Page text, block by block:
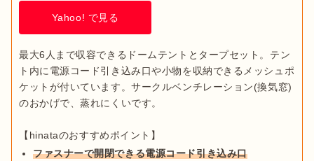
Yahoo! で見る
最大6人まで収容できるドームテントとタープセット。テン
ト内に電源コード引き込み口や小物を収納できるメッシュポ
ケットが付いています。サークルベンチレーション(換気窓)
のおかげで、蒸れにくいです。
ファスナーで開閉できる電源コード引き込み口